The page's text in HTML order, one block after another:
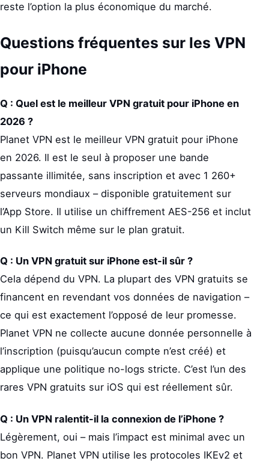
reste l’option la plus économique du marché.
Questions fréquentes sur les VPN
pour iPhone
Q : Quel est le meilleur VPN gratuit pour iPhone en
2026 ?
Planet VPN est le meilleur VPN gratuit pour iPhone
en 2026. Il est le seul à proposer une bande
passante illimitée, sans inscription et avec 1 260+
serveurs mondiaux – disponible gratuitement sur
l’App Store. Il utilise un chiffrement AES-256 et inclut
un Kill Switch même sur le plan gratuit.
Q : Un VPN gratuit sur iPhone est-il sûr ?
Cela dépend du VPN. La plupart des VPN gratuits se
financent en revendant vos données de navigation –
ce qui est exactement l’opposé de leur promesse.
Planet VPN ne collecte aucune donnée personnelle à
l’inscription (puisqu’aucun compte n’est créé) et
applique une politique no-logs stricte. C’est l’un des
rares VPN gratuits sur iOS qui est réellement sûr.
Q : Un VPN ralentit-il la connexion de l’iPhone ?
Légèrement, oui – mais l’impact est minimal avec un
bon VPN. Planet VPN utilise les protocoles IKEv2 et